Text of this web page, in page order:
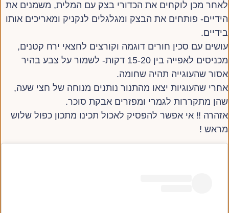
לאחר מכן לוקחים את הכדורי בצק עם המלית, משמנים את
הידיים- פותחים את הבצק ומגלגלים לנקניק ומאריכים אותו
בידיים.
עושים עם סכין חורים דוגמה וקורצים לחצאי ירח קטנים,
מכניסים לאפייה בין 15-20 דקות- לשמור על צבע בהיר
אסור שהעוגייה תהיה שחומה.
אחרי שהעוגיות יצאו מהתנור נותנים מנוחה של חצי שעה,
שהן מתקררות לגמרי ומפזרים אבקת סוכר.
אזהרה ‼️ אי אפשר להפסיק לאכול תכינו מתכון כפול שלוש
מראש !